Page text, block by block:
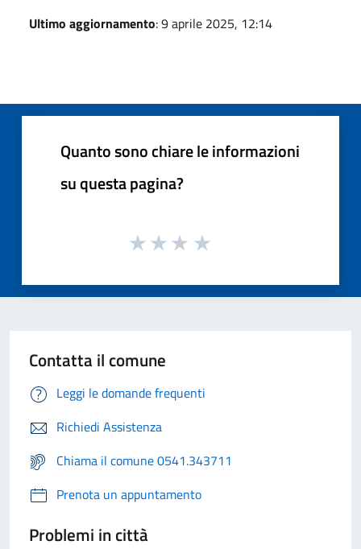
Ultimo aggiornamento: 9 aprile 2025, 12:14
Quanto sono chiare le informazioni
su questa pagina?
Contatta il comune
Leggi le domande frequenti
Richiedi Assistenza
Chiama il comune 0541.343711
Prenota un appuntamento
Problemi in città